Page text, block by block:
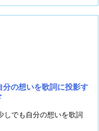
の想いを歌詞に投影す
しでも自分の想いを歌詞